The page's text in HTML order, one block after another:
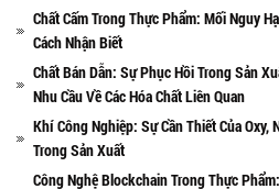
Chất Cấm Trong Thực Phẩm: Mối Nguy
Cách Nhận Biết
Chất Bán Dẫn: Sự Phục Hồi Trong Sản
Nhu Cầu Về Các Hóa Chất Liên Quan
Khí Công Nghiệp: Sự Cần Thiết Của Oxy,
Trong Sản Xuất
Công Nghệ Blockchain Trong Thực